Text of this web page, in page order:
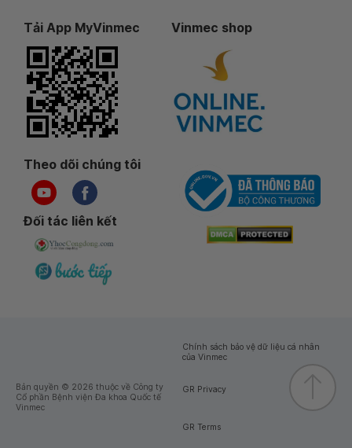
Tải App MyVinmec Vinmec shop
Theo dõi chúng tôi
Đối tác liên kết
Bản quyền © 2026 thuộc về Công ty
Cổ phần Bệnh viện Đa khoa Quốc tế
Vinmec
Chính sách bảo vệ dữ liệu cá nhân
của Vinmec
GR Privacy
GR Terms